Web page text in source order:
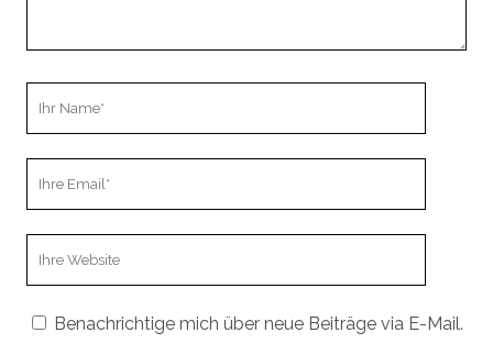
Benachrichtige mich über neue Beiträge via E-Mail.